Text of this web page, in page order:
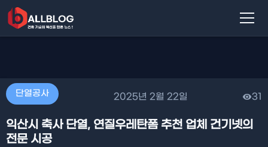
단열공사 2025년 2월 22일 31
익산시 축사 단열, 연질우레탄폼 추천 업체 건기넷의
전문 시공